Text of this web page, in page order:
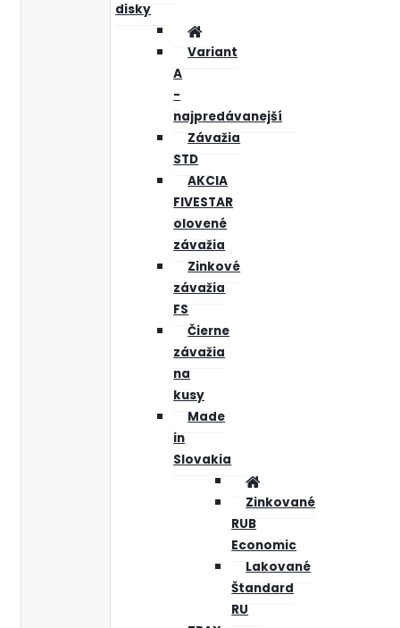
disky
Variant
A
-
najpredávanejší
Závažia
STD
AKCIA
FIVESTAR
olovené
závažia
Zinkové
závažia
FS
Čierne
závažia
na
kusy
Made
in
Slovakia
Zinkované
RUB
Economic
Lakované
Štandard
RU